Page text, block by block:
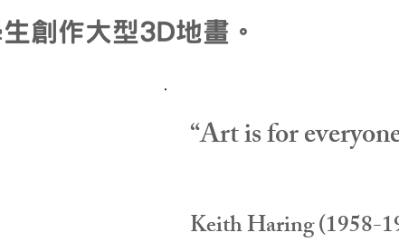
創作大型3D地畫。
“Art is for
Keith Haring (1958-